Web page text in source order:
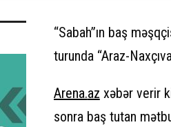
“Sabah”ın baş
turunda “Araz-
Arena.az xəbər verir
sonra baş tutan